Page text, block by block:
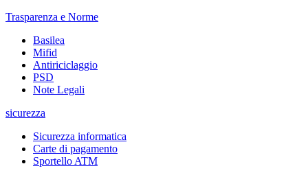
Trasparenza e Norme
Basilea
Mifid
Antiriciclaggio
PSD
Note Legali
sicurezza
Sicurezza informatica
Carte di pagamento
Sportello ATM